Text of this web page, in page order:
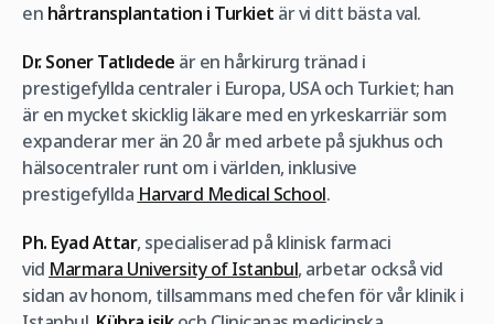
en hårtransplantation i Turkiet är vi ditt bästa val.
Dr. Soner Tatlıdede är en hårkirurg tränad i
prestigefyllda centraler i Europa, USA och Turkiet; han
är en mycket skicklig läkare med en yrkeskarriär som
expanderar mer än 20 år med arbete på sjukhus och
hälsocentraler runt om i världen, inklusive
prestigefyllda Harvard Medical School.
Ph. Eyad Attar, specialiserad på klinisk farmaci
vid Marmara University of Istanbul, arbetar också vid
sidan av honom, tillsammans med chefen för vår klinik i